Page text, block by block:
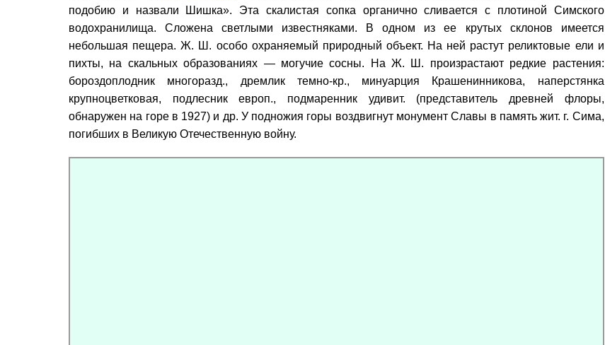
подобию и назвали Шишка». Эта скалистая сопка органично сливается с плотиной Симского
водохранилища. Сложена светлыми известняками. В одном из ее крутых склонов имеется
небольшая пещера. Ж. Ш. особо охраняемый природный объект. На ней растут реликтовые ели и
пихты, на скальных образованиях — могучие сосны. На Ж. Ш. произрастают редкие растения:
бороздоплодник многоразд., дремлик темно-кр., минуарция Крашенинникова, наперстянка
крупноцветковая, подлесник европ., подмаренник удивит. (представитель древней флоры,
обнаружен на горе в 1927) и др. У подножия горы воздвигнут монумент Славы в память жит. г. Сима,
погибших в Великую Отечественную войну.